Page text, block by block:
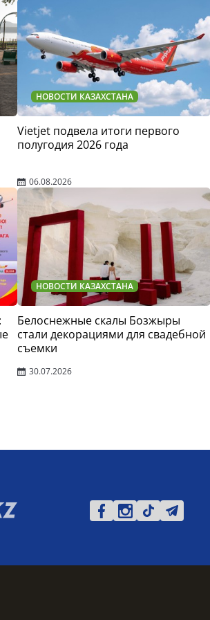
НОВОСТИ КАЗАХСТАНА
Vietjet подвела итоги первого
полугодия 2026 года
06.08.2026
НОВОСТИ КАЗАХСТАНА
Белоснежные скалы Бозжыры
стали декорациями для свадебной
съемки
30.07.2026